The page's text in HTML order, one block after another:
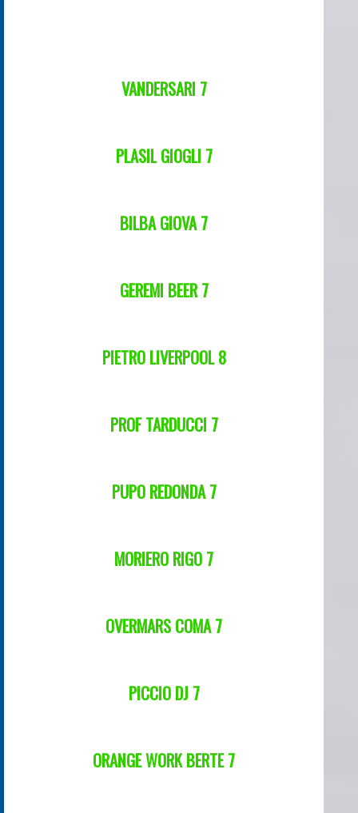
VANDERSARI 7
PLASIL GIOGLI 7
BILBA GIOVA 7
GEREMI BEER 7
PIETRO LIVERPOOL 8
PROF TARDUCCI 7
PUPO REDONDA 7
MORIERO RIGO 7
OVERMARS COMA 7
PICCIO DJ 7
ORANGE WORK BERTE 7